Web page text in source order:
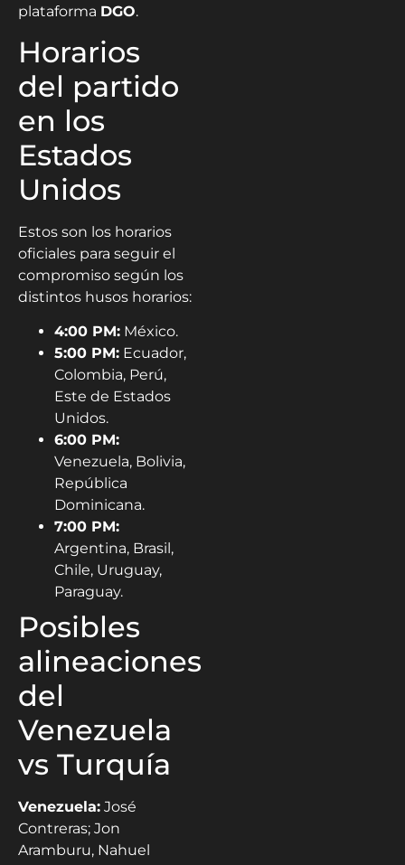
plataforma DGO.
Horarios
del partido
en los
Estados
Unidos
Estos son los horarios
oficiales para seguir el
compromiso según los
distintos husos horarios:
4:00 PM: México.
5:00 PM: Ecuador,
Colombia, Perú,
Este de Estados
Unidos.
6:00 PM:
Venezuela, Bolivia,
República
Dominicana.
7:00 PM:
Argentina, Brasil,
Chile, Uruguay,
Paraguay.
Posibles
alineaciones
del
Venezuela
vs Turquía
Venezuela: José
Contreras; Jon
Aramburu, Nahuel